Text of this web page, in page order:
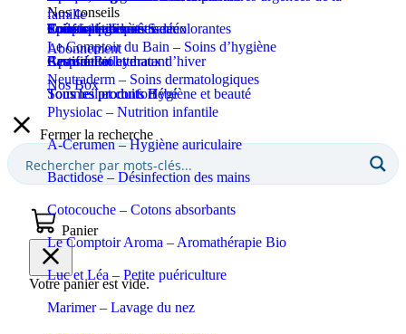
Coupe-ongles et ciseaux
Apaisant et hydratant
Sommeil et confort
Puériculture
Certifié Bio
Tous les produits Bébé
Confort et bien-être
Respiration et maux d’hiver
Tous les produits Santé
Epilation et crèmes décolorantes
Soins spécifiques
Soins solaires
Eaux de toilette
Tous les produits Hygiène et beauté
famille
Le Comptoir du Bain – Soins d’hygiène
Neutraderm – Soins dermatologiques
Physiolac – Nutrition infantile
A-Cerumen – Hygiène auriculaire
Bactidose – Désinfection des mains
Cotocouche – Cotons absorbants
Le Comptoir Aroma – Aromathérapie Bio
Luc et Léa – Petite puériculture
Marimer – Lavage du nez
Nos conseils
Abonnement
Nos Box
Fermer la recherche
Panier
Votre panier est vide.